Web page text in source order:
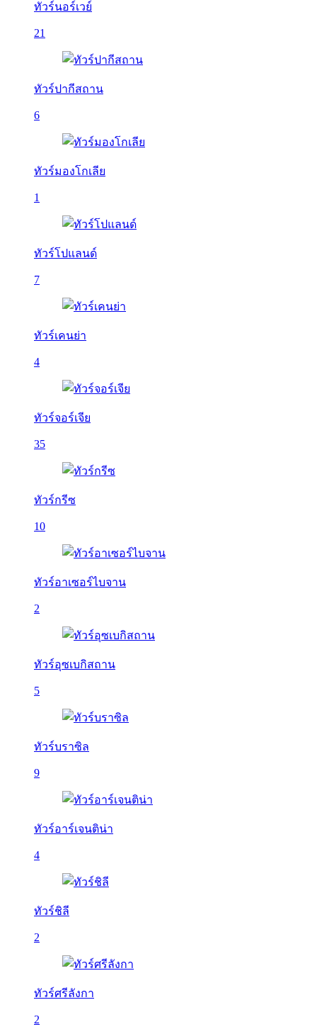
ทัวร์นอร์เวย์
21
ทัวร์ปากีสถาน
6
ทัวร์มองโกเลีย
1
ทัวร์โปแลนด์
7
ทัวร์เคนย่า
4
ทัวร์จอร์เจีย
35
ทัวร์กรีซ
10
ทัวร์อาเซอร์ไบจาน
2
ทัวร์อุซเบกิสถาน
5
ทัวร์บราซิล
9
ทัวร์อาร์เจนติน่า
4
ทัวร์ชิลี
2
ทัวร์ศรีลังกา
2